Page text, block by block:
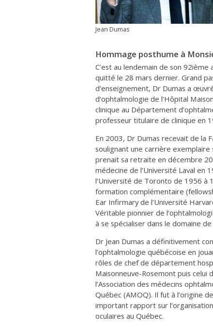
Jean Dumas
Hommage posthume à
C’est au lendemain de son 92ième
quitté le 28 mars dernier. Grand
d’enseignement, Dr Dumas a
d’ophtalmologie de l’Hôpital
clinique au Département
professeur titulaire de clinique en
En 2003, Dr Dumas recevait de la
soulignant une carrière
prenait sa retraite en décembre
médecine de l’Université Laval en
l’Université de Toronto de 1956 à
formation complémentaire
Ear Infirmary de l’Université
Véritable pionnier de
à se spécialiser dans le domaine
Dr Jean Dumas a définitivement
l’ophtalmologie québécoise en
rôles de chef de département
Maisonneuve-Rosemont puis celui
l’Association des médecins
Québec (AMOQ). Il fut à l’origine
important rapport sur
oculaires au Québec.